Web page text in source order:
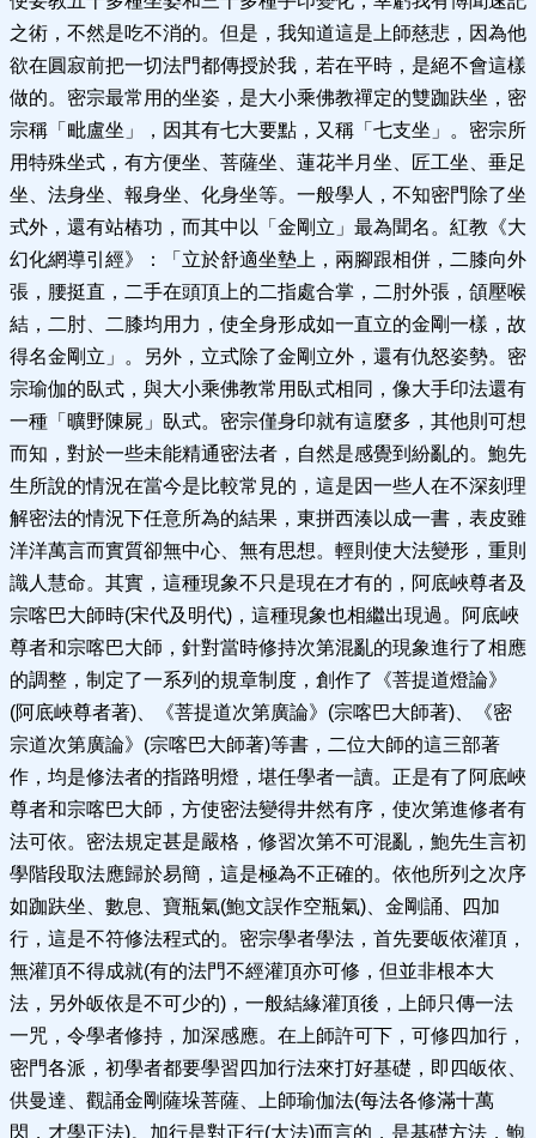
之術，不然是吃不消的。但是，我知道這是上師慈悲，因為他
欲在圓寂前把一切法門都傳授於我，若在平時，是絕不會這樣
做的。密宗最常用的坐姿，是大小乘佛教禪定的雙跏趺坐，密
宗稱「毗盧坐」，因其有七大要點，又稱「七支坐」。密宗所
用特殊坐式，有方便坐、菩薩坐、蓮花半月坐、匠工坐、垂足
坐、法身坐、報身坐、化身坐等。一般學人，不知密門除了坐
式外，還有站樁功，而其中以「金剛立」最為聞名。紅教《大
幻化網導引經》：「立於舒適坐墊上，兩腳跟相併，二膝向外
張，腰挺直，二手在頭頂上的二指處合掌，二肘外張，頜壓喉
結，二肘、二膝均用力，使全身形成如一直立的金剛一樣，故
得名金剛立」。另外，立式除了金剛立外，還有仇怒姿勢。密
宗瑜伽的臥式，與大小乘佛教常用臥式相同，像大手印法還有
一種「曠野陳屍」臥式。密宗僅身印就有這麼多，其他則可想
而知，對於一些未能精通密法者，自然是感覺到紛亂的。鮑先
生所說的情況在當今是比較常見的，這是因一些人在不深刻理
解密法的情況下任意所為的結果，東拼西湊以成一書，表皮雖
洋洋萬言而實質卻無中心、無有思想。輕則使大法變形，重則
識人慧命。其實，這種現象不只是現在才有的，阿底峽尊者及
宗喀巴大師時(宋代及明代)，這種現象也相繼出現過。阿底峽
尊者和宗喀巴大師，針對當時修持次第混亂的現象進行了相應
的調整，制定了一系列的規章制度，創作了《菩提道燈論》
(阿底峽尊者著)、《菩提道次第廣論》(宗喀巴大師著)、《密
宗道次第廣論》(宗喀巴大師著)等書，二位大師的這三部著
作，均是修法者的指路明燈，堪任學者一讀。正是有了阿底峽
尊者和宗喀巴大師，方使密法變得井然有序，使次第進修者有
法可依。密法規定甚是嚴格，修習次第不可混亂，鮑先生言初
學階段取法應歸於易簡，這是極為不正確的。依他所列之次序
如跏趺坐、數息、寶瓶氣(鮑文誤作空瓶氣)、金剛誦、四加
行，這是不符修法程式的。密宗學者學法，首先要皈依灌頂，
無灌頂不得成就(有的法門不經灌頂亦可修，但並非根本大
法，另外皈依是不可少的)，一般結緣灌頂後，上師只傳一法
一咒，令學者修持，加深感應。在上師許可下，可修四加行，
密門各派，初學者都要學習四加行法來打好基礎，即四皈依、
供曼達、觀誦金剛薩垛菩薩、上師瑜伽法(每法各修滿十萬
閃，才學正法)。加行是對正行(大法)而言的，是基礎方法，鮑